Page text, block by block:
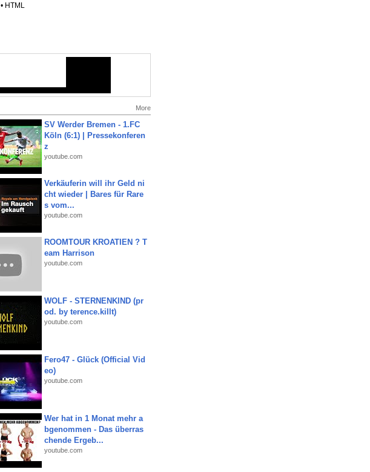
• HTML
More
SV Werder Bremen - 1.FC
Köln (6:1) | Pressekonferen
z
youtube.com
Verkäuferin will ihr Geld ni
cht wieder | Bares für Rare
s vom...
youtube.com
ROOMTOUR KROATIEN ? T
eam Harrison
youtube.com
WOLF - STERNENKIND (pr
od. by terence.killt)
youtube.com
Fero47 - Glück (Official Vid
eo)
youtube.com
Wer hat in 1 Monat mehr a
bgenommen - Das überras
chende Ergeb...
youtube.com